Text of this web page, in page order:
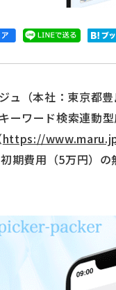
（本社：東京都
ワード検索連動
https://
費用（5万円）の